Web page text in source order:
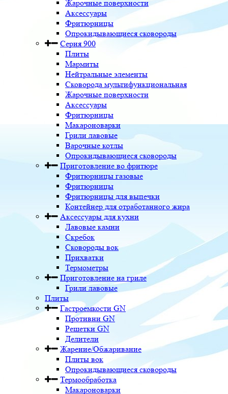
Жарочные поверхности
Аксессуары
Фритюрницы
Опрокидывающиеся сковороды
Серия 900
Плиты
Мармиты
Нейтральные элементы
Сковорода мультифункциональная
Жарочные поверхности
Аксессуары
Фритюрницы
Макароноварки
Грили лавовые
Варочные котлы
Опрокидывающиеся сковороды
Приготовление во фритюре
Фритюрницы газовые
Фритюрницы
Фритюрницы для выпечки
Контейнер для отработанного жира
Аксессуары для кухни
Лавовые камни
Скребок
Сковороды вок
Прихватки
Термометры
Приготовление на гриле
Грили лавовые
Плиты
Гастроемкости GN
Противни GN
Решетки GN
Делители
Жарение/Обжаривание
Плиты вок
Опрокидывающиеся сковороды
Термообработка
Макароноварки